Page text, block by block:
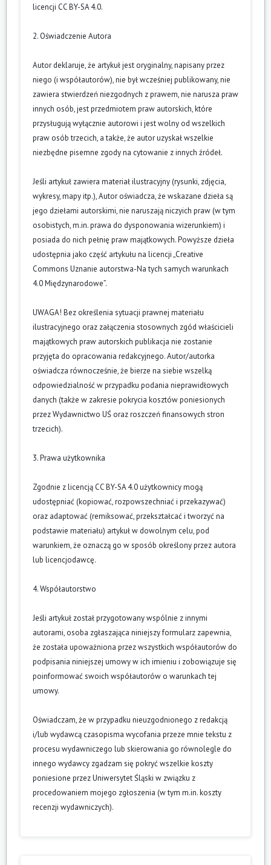
licencji CC BY-SA 4.0.
2. Oświadczenie Autora
Autor deklaruje, że artykuł jest oryginalny, napisany przez
niego (i współautorów), nie był wcześniej publikowany, nie
zawiera stwierdzeń niezgodnych z prawem, nie narusza praw
innych osób, jest przedmiotem praw autorskich, które
przysługują wyłącznie autorowi i jest wolny od wszelkich
praw osób trzecich, a także, że autor uzyskał wszelkie
niezbędne pisemne zgody na cytowanie z innych źródeł.
Jeśli artykuł zawiera materiał ilustracyjny (rysunki, zdjęcia,
wykresy, mapy itp.), Autor oświadcza, że wskazane dzieła są
jego dziełami autorskimi, nie naruszają niczyich praw (w tym
osobistych, m.in. prawa do dysponowania wizerunkiem) i
posiada do nich pełnię praw majątkowych. Powyższe dzieła
udostępnia jako część artykułu na licencji „Creative
Commons Uznanie autorstwa-Na tych samych warunkach
4.0 Międzynarodowe”.
UWAGA! Bez określenia sytuacji prawnej materiału
ilustracyjnego oraz załączenia stosownych zgód właścicieli
majątkowych praw autorskich publikacja nie zostanie
przyjęta do opracowania redakcyjnego. Autor/autorka
oświadcza równocześnie, że bierze na siebie wszelką
odpowiedzialność w przypadku podania nieprawidłowych
danych (także w zakresie pokrycia kosztów poniesionych
przez Wydawnictwo UŚ oraz roszczeń finansowych stron
trzecich).
3. Prawa użytkownika
Zgodnie z licencją CC BY-SA 4.0 użytkownicy mogą
udostępniać (kopiować, rozpowszechniać i przekazywać)
oraz adaptować (remiksować, przekształcać i tworzyć na
podstawie materiału) artykuł w dowolnym celu, pod
warunkiem, że oznaczą go w sposób określony przez autora
lub licencjodawcę.
4. Współautorstwo
Jeśli artykuł został przygotowany wspólnie z innymi
autorami, osoba zgłaszająca niniejszy formularz zapewnia,
że została upoważniona przez wszystkich współautorów do
podpisania niniejszej umowy w ich imieniu i zobowiązuje się
poinformować swoich współautorów o warunkach tej
umowy.
Oświadczam, że w przypadku nieuzgodnionego z redakcją
i/lub wydawcą czasopisma wycofania przeze mnie tekstu z
procesu wydawniczego lub skierowania go równolegle do
innego wydawcy zgadzam się pokryć wszelkie koszty
poniesione przez Uniwersytet Śląski w związku z
procedowaniem mojego zgłoszenia (w tym m.in. koszty
recenzji wydawniczych).